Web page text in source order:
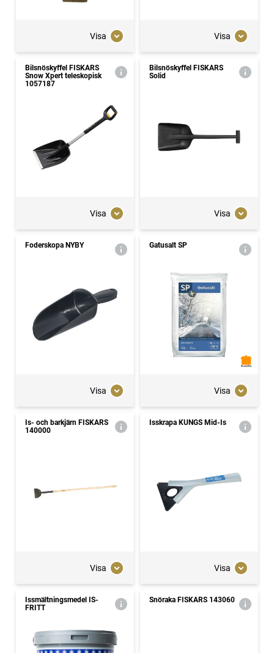
Visa Visa
Bilsnöskyffel FISKARS
Snow Xpert teleskopisk
1057187
Visa
Bilsnöskyffel FISKARS
Solid
Visa
Foderskopa NYBY
Visa
Gatusalt SP
Visa
Is- och barkjärn FISKARS
140000
Visa
Isskrapa KUNGS Mid-Is
Visa
Issmältningsmedel IS-
FRITT
Snöraka FISKARS 143060